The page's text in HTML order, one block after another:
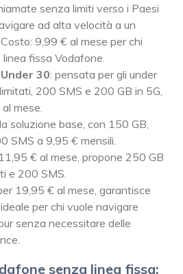
senza limiti verso i Paesi
ad alta velocità a un
9,99 € al mese per chi
fissa Vodafone.
30: pensata per gli under
200 SMS e 200 GB in 5G,
mese.
soluzione base, con 150 GB,
SMS a 9,95 € mensili.
€ al mese, propone 250 GB
e 200 SMS.
19,95 € al mese, garantisce
per chi vuole navigare
senza necessitare delle
senza linea fissa: